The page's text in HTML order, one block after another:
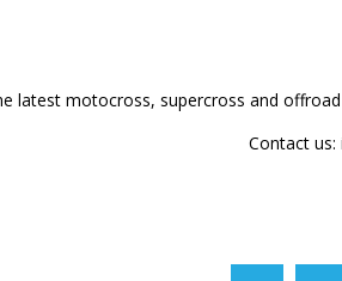
latest motocross, supercross and
Contact us: